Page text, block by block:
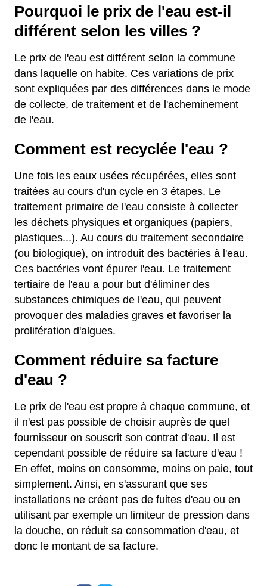
Pourquoi le prix de l'eau est-il
différent selon les villes ?
Le prix de l'eau est différent selon la commune
dans laquelle on habite. Ces variations de prix
sont expliquées par des différences dans le mode
de collecte, de traitement et de l'acheminement
de l'eau.
Comment est recyclée l'eau ?
Une fois les eaux usées récupérées, elles sont
traitées au cours d'un cycle en 3 étapes. Le
traitement primaire de l'eau consiste à collecter
les déchets physiques et organiques (papiers,
plastiques...). Au cours du traitement secondaire
(ou biologique), on introduit des bactéries à l'eau.
Ces bactéries vont épurer l'eau. Le traitement
tertiaire de l'eau a pour but d'éliminer des
substances chimiques de l'eau, qui peuvent
provoquer des maladies graves et favoriser la
prolifération d'algues.
Comment réduire sa facture
d'eau ?
Le prix de l'eau est propre à chaque commune, et
il n'est pas possible de choisir auprès de quel
fournisseur on souscrit son contrat d'eau. Il est
cependant possible de réduire sa facture d'eau !
En effet, moins on consomme, moins on paie, tout
simplement. Ainsi, en s'assurant que ses
installations ne créent pas de fuites d'eau ou en
utilisant par exemple un limiteur de pression dans
la douche, on réduit sa consommation d'eau, et
donc le montant de sa facture.